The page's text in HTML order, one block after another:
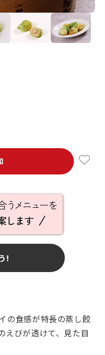
!
の食感が特長の蒸し餃
えびが透けて、見た目